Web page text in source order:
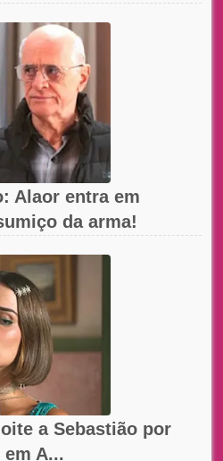
Alaor entra em
da arma!
a Sebastião por
A...